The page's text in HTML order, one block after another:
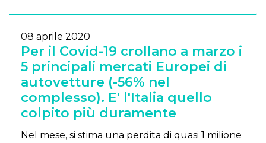
08 aprile 2020
Per il Covid-19 crollano a marzo i
5 principali mercati Europei di
autovetture (-56% nel
complesso). E' l'Italia quello
colpito più duramente
Nel mese, si stima una perdita di quasi 1 milione